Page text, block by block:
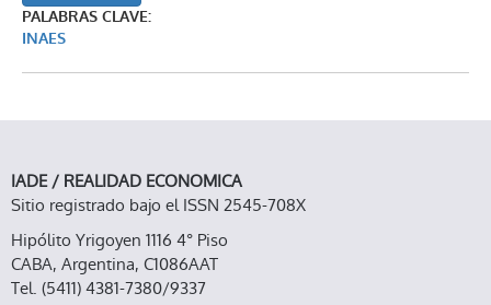
PALABRAS CLAVE:
INAES
IADE / REALIDAD ECONOMICA
Sitio registrado bajo el ISSN 2545-708X
Hipólito Yrigoyen 1116 4° Piso
CABA, Argentina, C1086AAT
Tel. (5411) 4381-7380/9337